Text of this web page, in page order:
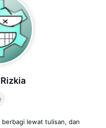
lewat tulisan, dan